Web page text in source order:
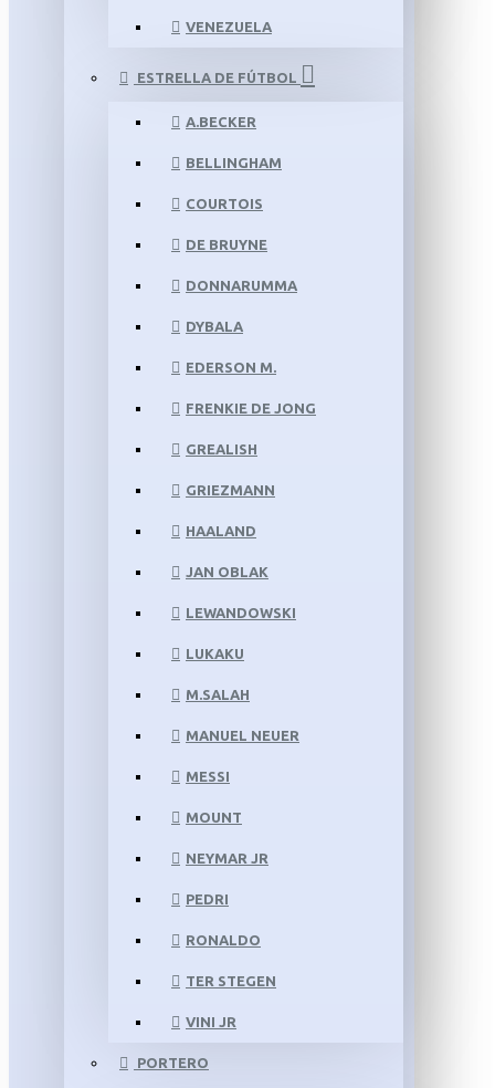
VENEZUELA
ESTRELLA DE FÚTBOL
A.BECKER
BELLINGHAM
COURTOIS
DE BRUYNE
DONNARUMMA
DYBALA
EDERSON M.
FRENKIE DE JONG
GREALISH
GRIEZMANN
HAALAND
JAN OBLAK
LEWANDOWSKI
LUKAKU
M.SALAH
MANUEL NEUER
MESSI
MOUNT
NEYMAR JR
PEDRI
RONALDO
TER STEGEN
VINI JR
PORTERO